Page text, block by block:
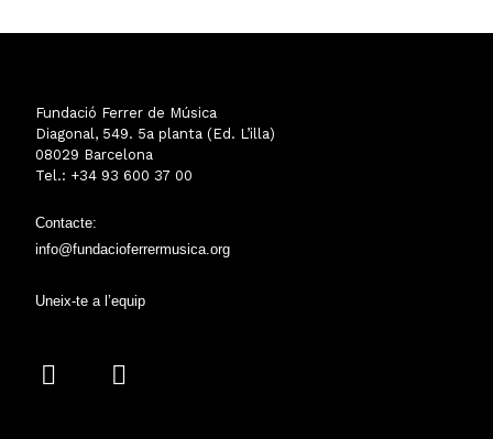
Fundació Ferrer de Música
Diagonal, 549. 5a planta (Ed. L’illa)
08029 Barcelona
Tel.: +34 93 600 37 00
Contacte:
info@fundacioferrermusica.org
Uneix-te a l’equip
I
Y